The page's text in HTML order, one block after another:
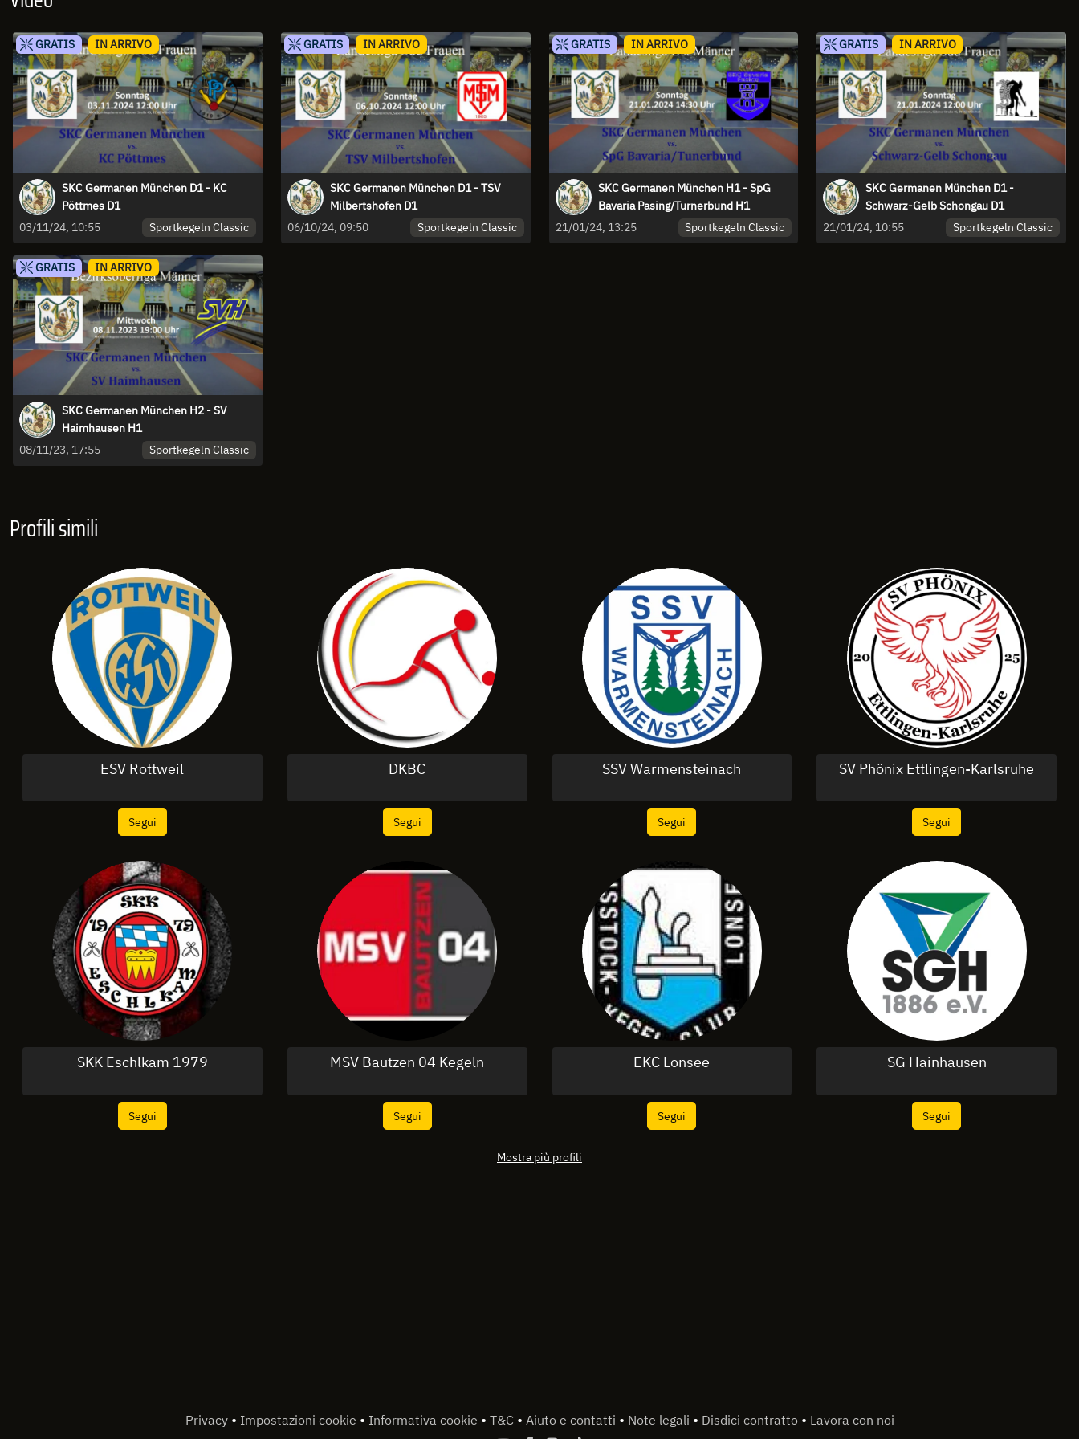
GRATIS IN ARRIVO
SKC Germanen München D1 - KC
Pöttmes D1
03/11/24, 10:55
Sportkegeln Classic
GRATIS IN ARRIVO
SKC Germanen München D1 - TSV
Milbertshofen D1
06/10/24, 09:50
Sportkegeln Classic
GRATIS IN ARRIVO
SKC Germanen München H1 - SpG
Bavaria Pasing/Turnerbund H1
21/01/24, 13:25
Sportkegeln Classic
GRATIS IN ARRIVO
SKC Germanen München D1 -
Schwarz-Gelb Schongau D1
21/01/24, 10:55
Sportkegeln Classic
GRATIS IN ARRIVO
SKC Germanen München H2 - SV
Haimhausen H1
08/11/23, 17:55
Sportkegeln Classic
Profili simili
ESV Rottweil
Segui
DKBC
Segui
SSV Warmensteinach
Segui
SV Phönix Ettlingen-Karlsruhe
Segui
SKK Eschlkam 1979
Segui
MSV Bautzen 04 Kegeln
Segui
EKC Lonsee
Segui
SG Hainhausen
Segui
Mostra più profili
Privacy • Impostazioni cookie • Informativa cookie • T&C • Aiuto e contatti • Note legali • Disdici contratto • Lavora con noi